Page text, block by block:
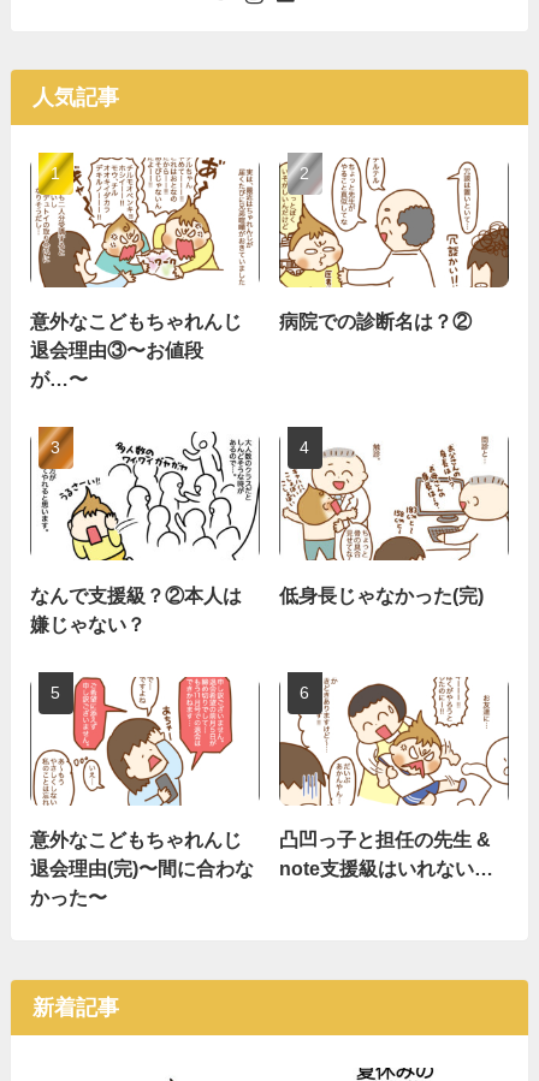
人気記事
意外なこどもちゃれんじ
退会理由③〜お値段
が…〜
病院での診断名は？②
なんで支援級？②本人は
嫌じゃない？
低身長じゃなかった(完)
意外なこどもちゃれんじ
退会理由(完)〜間に合わな
かった〜
凸凹っ子と担任の先生 &
note支援級はいれない…
新着記事